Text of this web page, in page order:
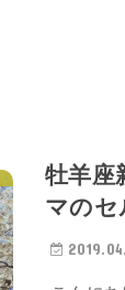
牡羊
マのセ